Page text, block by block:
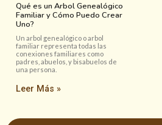
Qué es un Arbol Genealógico
Familiar y Cómo Puedo Crear
Uno?
Un arbol genealógico o arbol
familiar representa todas las
conexiones familiares como
padres, abuelos, y bisabuelos de
una persona.
Leer Más »